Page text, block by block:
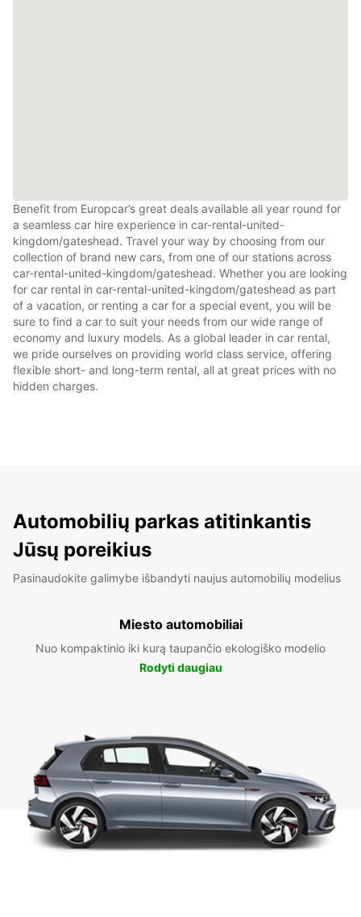
Benefit from Europcar’s great deals available all year round for
a seamless car hire experience in car-rental-united-
kingdom/gateshead. Travel your way by choosing from our
collection of brand new cars, from one of our stations across
car-rental-united-kingdom/gateshead. Whether you are looking
for car rental in car-rental-united-kingdom/gateshead as part
of a vacation, or renting a car for a special event, you will be
sure to find a car to suit your needs from our wide range of
economy and luxury models. As a global leader in car rental,
we pride ourselves on providing world class service, offering
flexible short- and long-term rental, all at great prices with no
hidden charges.
Automobilių parkas atitinkantis
Jūsų poreikius
Pasinaudokite galimybe išbandyti naujus automobilių modelius
Miesto automobiliai
Nuo kompaktinio iki kurą taupančio ekologiško modelio
Rodyti daugiau